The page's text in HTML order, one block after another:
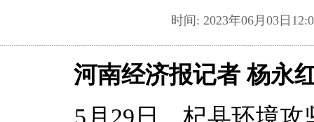
时间: 2023年06月03
河南经济报记者 杨永
5月29日，杞县环境攻